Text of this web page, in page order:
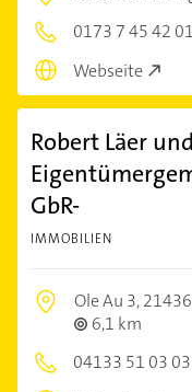
0173 7 45 42 01
Webseite
Robert Läer
GbR-
IMMOBILIEN
Ole Au 3,
6,1 km
04133 51 03 03